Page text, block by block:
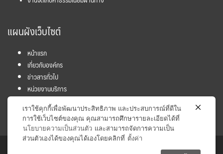
แผนผังเว็บไซต์
หน้าแรก
เกี่ยวกับองค์กร
ข่าวสารทั่วไป
หน่วยงานบริการ
โครงการ
ข้อมูลและสถิติ
เราใช้คุกกี้เพื่อพัฒนาประสิทธิภาพ และประสบการณ์ที่ดีใน
การใช้เว็บไซต์ของคุณ คุณสามารถศึกษารายละเอียดได้ที่
นโยบายความเป็นส่วนตัว และสามารถจัดการความเป็น
ส่วนตัวเองได้ของคุณได้เองโดยคลิกที่ ตั้งค่า